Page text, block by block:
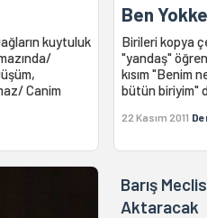
kuytuluk
Canim
Ben
Birileri kopya
"yandaş"
kısım "Benim
bütün biriyim"
22 Kasım 2011
Barış
Aktaracak